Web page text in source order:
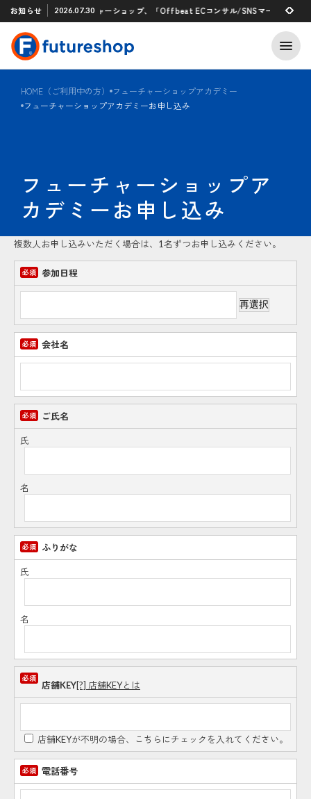
お知らせ
アプリ 「STAFF START」とのタグ連携を開始
2026.07.30
フューチャーショップ、「Offbeat ECコンサル/SNSマーケティング
2026.07.29
HOME（ご利用中の方）
フューチャーショップアカデミー
フューチャーショップアカデミーお申し込み
フューチャーショップア
カデミーお申し込み
複数人お申し込みいただく場合は、1名ずつお申し込みください。
参加日程
会社名
ご氏名
氏
名
ふりがな
氏
名
店舗KEY[?] 店舗KEYとは
店舗KEYが不明の場合、こちらにチェックを入れてください。
電話番号